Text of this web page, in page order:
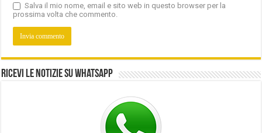
Salva il mio nome, email e sito web in questo browser per la
prossima volta che commento.
Ricevi le notizie su Whatsapp